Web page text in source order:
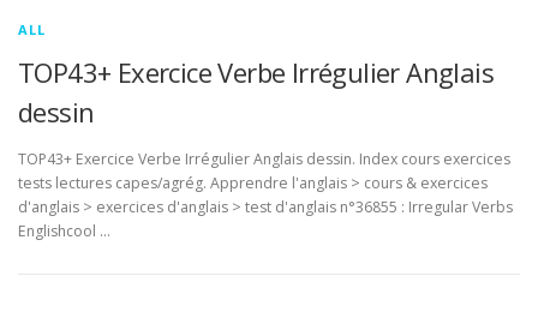
ALL
TOP43+ Exercice Verbe Irrégulier Anglais
dessin
TOP43+ Exercice Verbe Irrégulier Anglais dessin. Index cours exercices
tests lectures capes/agrég. Apprendre l'anglais > cours & exercices
d'anglais > exercices d'anglais > test d'anglais n°36855 : Irregular Verbs
Englishcool …